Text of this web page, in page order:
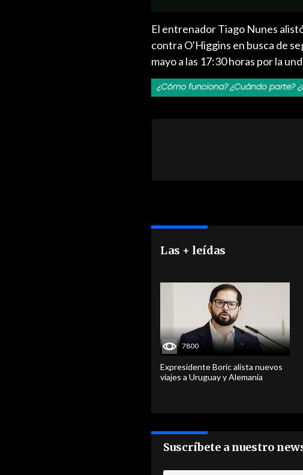
El entrenador Tiago Nunes
contra O'Higgins en busca de
mayo a las 17:30 horas por la
Las + leídas
7800
Expresidente Boric alista nuevos
viajes a Uruguay y Alemania
Suscríbete a nuestro